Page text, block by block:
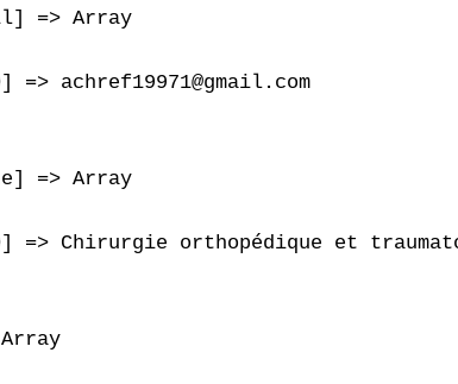
=> Array
=> achref19971@gmail.com
=> Array
=> Chirurgie orthopédique et